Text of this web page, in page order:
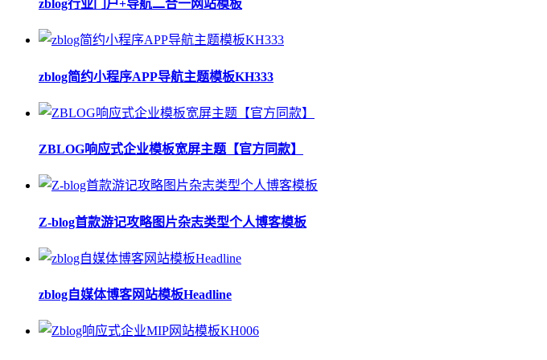
zblog行业门户+导航二合一网站模板
zblog简约小程序APP导航主题模板KH333
ZBLOG响应式企业模板宽屏主题【官方同款】
Z-blog首款游记攻略图片杂志类型个人博客模板
zblog自媒体博客网站模板Headline